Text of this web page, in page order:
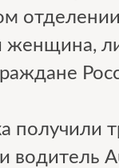
женщина,
получили
водитель